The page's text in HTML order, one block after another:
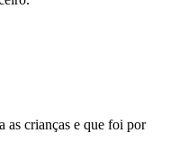
as crianças e que foi por